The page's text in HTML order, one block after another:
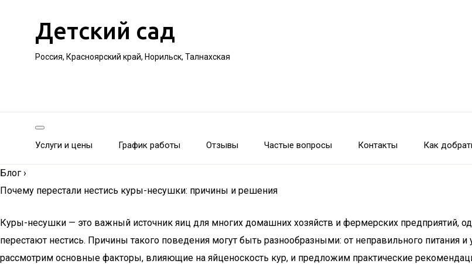
Детский сад
Россия, Красноярский край, Норильск, Талнахская
Услуги и цены График работы Отзывы Частые вопросы Контакты Как
Блог ›
Почему перестали нестись куры-несушки: причины и решения
Куры-несушки — это важный источник яиц для многих домашних хозяйств и фермерских предприятий,
перестают нестись. Причины такого поведения могут быть разнообразными: от неправильного питания
рассмотрим основные факторы, влияющие на яйценоскость кур, и предложим практические